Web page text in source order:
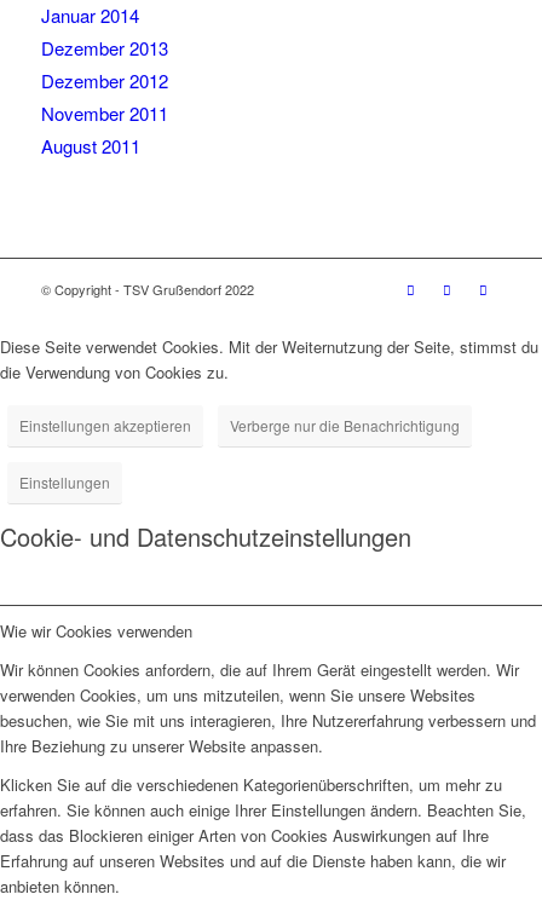
Januar 2014
Dezember 2013
Dezember 2012
November 2011
August 2011
© Copyright - TSV Grußendorf 2022
Diese Seite verwendet Cookies. Mit der Weiternutzung der Seite, stimmst du
die Verwendung von Cookies zu.
Einstellungen akzeptieren Verberge nur die Benachrichtigung
Einstellungen
Cookie- und Datenschutzeinstellungen
Wie wir Cookies verwenden
Wir können Cookies anfordern, die auf Ihrem Gerät eingestellt werden. Wir
verwenden Cookies, um uns mitzuteilen, wenn Sie unsere Websites
besuchen, wie Sie mit uns interagieren, Ihre Nutzererfahrung verbessern und
Ihre Beziehung zu unserer Website anpassen.
Klicken Sie auf die verschiedenen Kategorienüberschriften, um mehr zu
erfahren. Sie können auch einige Ihrer Einstellungen ändern. Beachten Sie,
dass das Blockieren einiger Arten von Cookies Auswirkungen auf Ihre
Erfahrung auf unseren Websites und auf die Dienste haben kann, die wir
anbieten können.